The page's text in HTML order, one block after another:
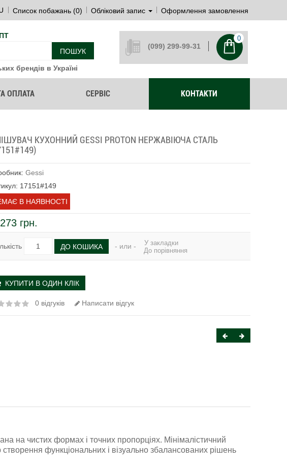
Список побажань (0) Обліковий запис Оформлення замовлення
ПОШУК
брендів в Україні
(099) 299-99-31
0
ОПЛАТА СЕРВІС КОНТАКТИ
КУХОННИЙ GESSI PROTON НЕРЖАВІЮЧА СТАЛЬ
Gessi
17151#149
В НАЯВНОСТІ
грн.
ДО КОШИКА - или -
У закладки
До порівняння
КУПИТИ В ОДИН КЛІК
0 відгуків Написати відгук
на чистих формах і точних пропорціях. Мінімалістичний
функціональних і візуально збалансованих рішень